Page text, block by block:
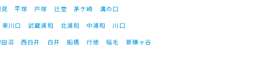
平塚 戸塚 辻堂 茅ケ崎
溝の口
東川口 武蔵浦和 北浦和 中浦和
川口
沼 西白井 白井 船橋 行徳 稲毛 新鎌ヶ谷